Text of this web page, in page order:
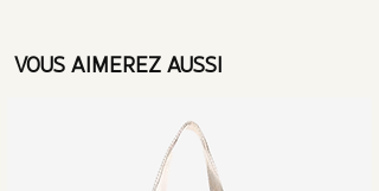
VOUS AIMEREZ AUSSI